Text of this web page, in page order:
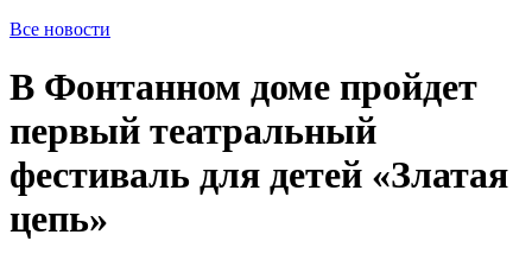
Все новости
В Фонтанном доме пройдет
первый театральный
фестиваль для детей «Златая
цепь»